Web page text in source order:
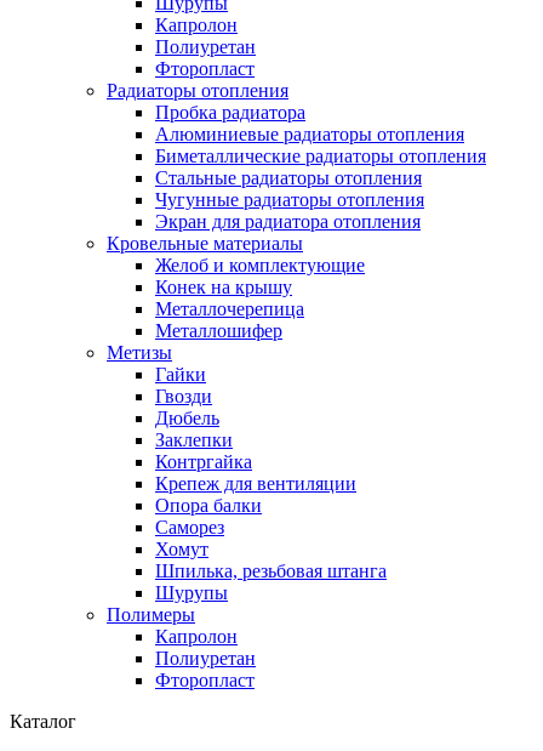
Капролон
Полиуретан
Фторопласт
Радиаторы отопления
Пробка радиатора
Алюминиевые радиаторы отопления
Биметаллические радиаторы отопления
Стальные радиаторы отопления
Чугунные радиаторы отопления
Экран для радиатора отопления
Кровельные материалы
Желоб и комплектующие
Конек на крышу
Металлочерепица
Металлошифер
Метизы
Гайки
Гвозди
Дюбель
Заклепки
Контргайка
Крепеж для вентиляции
Опора балки
Саморез
Хомут
Шпилька, резьбовая штанга
Шурупы
Полимеры
Капролон
Полиуретан
Фторопласт
Каталог